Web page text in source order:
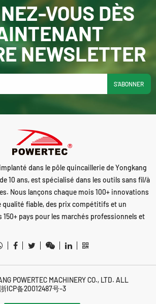
VOUS DÈS
NEWSLETTER
S'ABONNER
dans le pôle quincaillerie de Yongkang
10 ans, est spécialisé dans les outils sans fil/à
Nous lançons chaque mois 100+ innovations
fiable, des prix compétitifs et un
pays pour les marchés professionnels et
POWERTEC MACHINERY CO., LTD. ALL
浙ICP备20012487号-3